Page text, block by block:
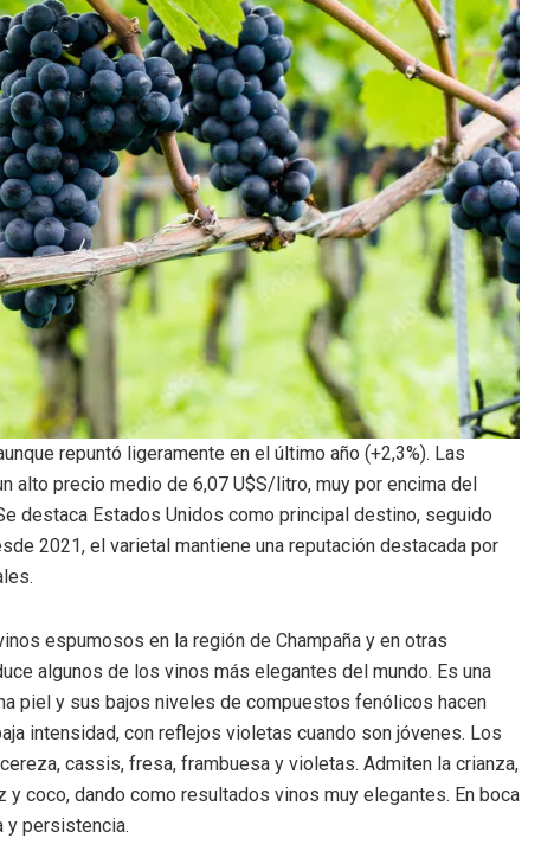
repuntó ligeramente en el último año (+2,3%). Las
alto precio medio de 6,07 U$S/litro, muy por encima del
destaca Estados Unidos como principal destino, seguido
2021, el varietal mantiene una reputación destacada por
espumosos en la región de Champaña y en otras
algunos de los vinos más elegantes del mundo. Es una
piel y sus bajos niveles de compuestos fenólicos hacen
intensidad, con reflejos violetas cuando son jóvenes. Los
cassis, fresa, frambuesa y violetas. Admiten la crianza,
y coco, dando como resultados vinos muy elegantes. En boca
y persistencia.